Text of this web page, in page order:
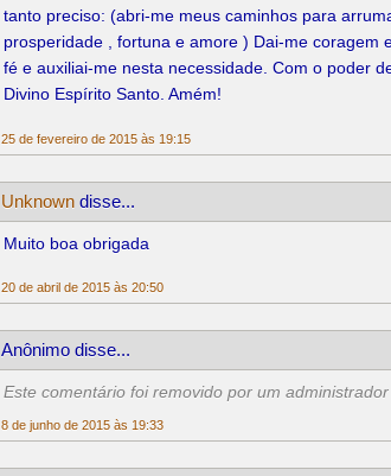
tanto preciso: (abri-me meus caminhos para
prosperidade , fortuna e amore ) Dai-me coragem
fé e auxiliai-me nesta necessidade. Com o poder
Divino Espírito Santo. Amém!
25 de fevereiro de 2015 às 19:15
Unknown disse...
Muito boa obrigada
20 de abril de 2015 às 20:50
Anônimo disse...
Este comentário foi removido por um administrador
8 de junho de 2015 às 19:33